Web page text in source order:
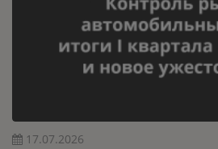
17.07.2026